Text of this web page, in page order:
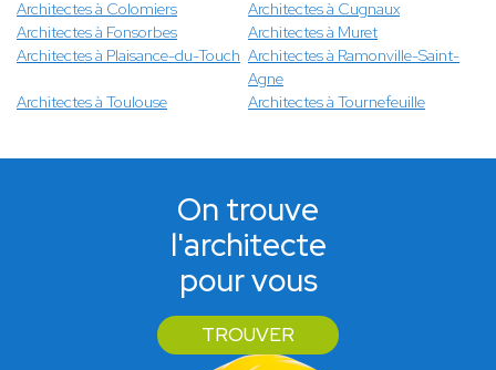
Architectes à Colomiers
Architectes à Cugnaux
Architectes à Fonsorbes
Architectes à Muret
Architectes à Plaisance-du-Touch Architectes à Ramonville-Saint-
Agne
Architectes à Toulouse
Architectes à Tournefeuille
On trouve
l'architecte
pour vous
TROUVER